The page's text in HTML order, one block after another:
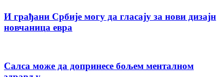
И грађани Србије могу да гласају за нови дизајн
новчаница евра
Салса може да допринесе бољем менталном